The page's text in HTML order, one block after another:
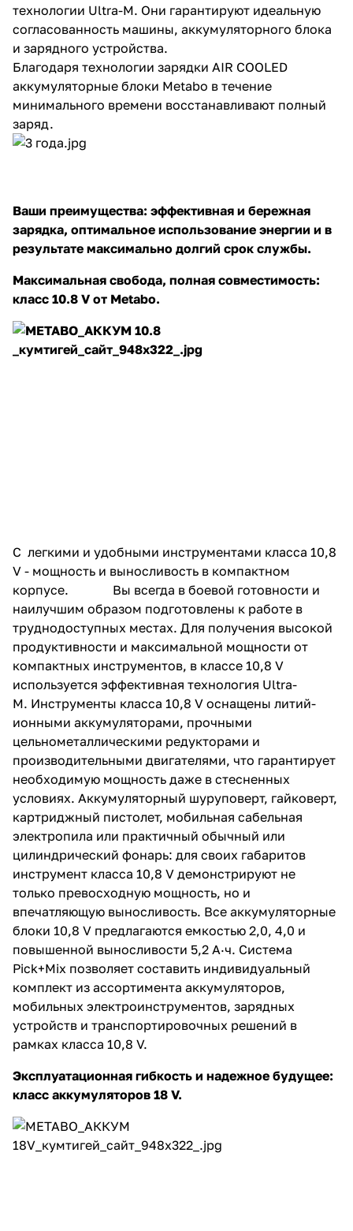
технологии Ultra-M. Они гарантируют идеальную
согласованность машины, аккумуляторного блока
и зарядного устройства.
Благодаря технологии зарядки AIR COOLED
аккумуляторные блоки Metabo в течение
минимального времени восстанавливают полный
заряд.
Ваши преимущества: эффективная и бережная
зарядка, оптимальное использование энергии и в
результате максимально долгий срок службы.
Максимальная свобода, полная совместимость:
класс 10.8 V от Metabo.
C легкими и удобными инструментами класса 10,8
V - мощность и выносливость в компактном
корпусе. Вы всегда в боевой готовности и
наилучшим образом подготовлены к работе в
труднодоступных местах. Для получения высокой
продуктивности и максимальной мощности от
компактных инструментов, в классе 10,8 V
используется эффективная технология Ultra-
M. Инструменты класса 10,8 V оснащены литий-
ионными аккумуляторами, прочными
цельнометаллическими редукторами и
производительными двигателями, что гарантирует
необходимую мощность даже в стесненных
условиях. Аккумуляторный шуруповерт, гайковерт,
картриджный пистолет, мобильная сабельная
электропила или практичный обычный или
цилиндрический фонарь: для своих габаритов
инструмент класса 10,8 V демонстрируют не
только превосходную мощность, но и
впечатляющую выносливость. Все аккумуляторные
блоки 10,8 V предлагаются емкостью 2,0, 4,0 и
повышенной выносливости 5,2 А·ч. Система
Pick+Mix позволяет составить индивидуальный
комплект из ассортимента аккумуляторов,
мобильных электроинструментов, зарядных
устройств и транспортировочных решений в
рамках класса 10,8 V.
Эксплуатационная гибкость и надежное будущее:
класс аккумуляторов 18 V.
раз в 2 недели